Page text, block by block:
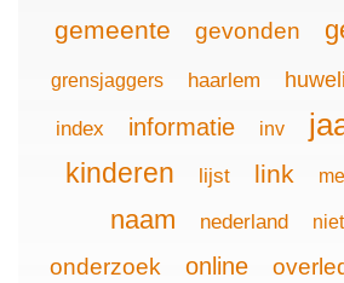
gemeente
gevonden
grensjaggers haarlem
index informatie inv
kinderen lijst link
naam nederland
onderzoek online